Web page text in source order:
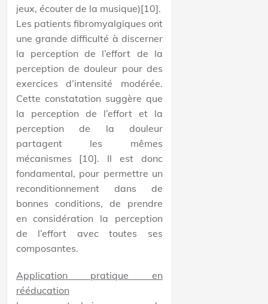
jeux, écouter de la musique)[10].
Les patients fibromyalgiques ont
une grande difficulté à discerner
la perception de l’effort de la
perception de douleur pour des
exercices d’intensité modérée.
Cette constatation suggère que
la perception de l’effort et la
perception de la douleur
partagent les mêmes
mécanismes [10]. Il est donc
fondamental, pour permettre un
reconditionnement dans de
bonnes conditions, de prendre
en considération la perception
de l’effort avec toutes ses
composantes.
Application pratique en
rééducation